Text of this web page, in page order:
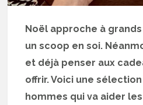
Noël approche à grands
un scoop en soi.
et déjà penser aux
offrir. Voici une
hommes qui va aider